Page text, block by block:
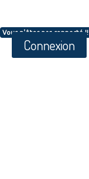
Vous n'êtes pas connecté !!
Connexion